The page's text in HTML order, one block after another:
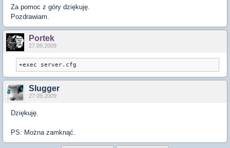
Za pomoc z góry dziękuję.
Pozdrawiam.
Portek
27.09.2009
+exec server.cfg
Slugger
27.09.2009
Dziękuję.
PS: Można zamknąć.